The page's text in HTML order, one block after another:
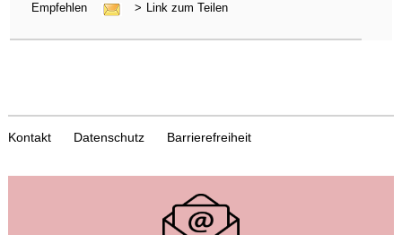
Empfehlen > Link zum Teilen
Kontakt Datenschutz Barrierefreiheit